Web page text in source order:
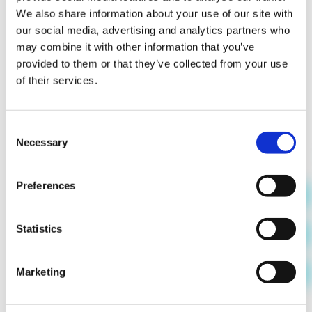
We also share information about your use of our site with
our social media, advertising and analytics partners who
may combine it with other information that you’ve
provided to them or that they’ve collected from your use
of their services.
Selection
Necessary
Preferences
Statistics
Marketing